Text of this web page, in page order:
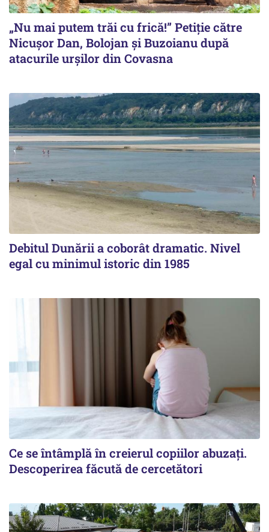
„Nu mai putem trăi cu frică!” Petiție către
Nicușor Dan, Bolojan și Buzoianu după
atacurile urșilor din Covasna
Debitul Dunării a coborât dramatic. Nivel
egal cu minimul istoric din 1985
Ce se întâmplă în creierul copiilor abuzați.
Descoperirea făcută de cercetători